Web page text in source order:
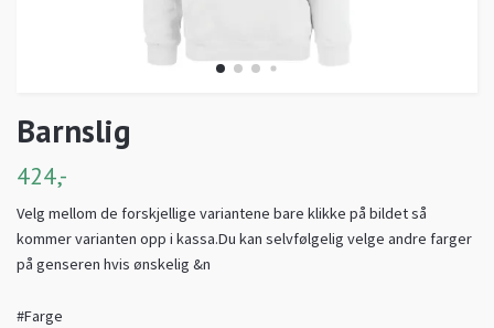
Barnslig
424,-
Velg mellom de forskjellige variantene bare klikke på bildet så
kommer varianten opp i kassa.Du kan selvfølgelig velge andre farger
på genseren hvis ønskelig &n
#Farge